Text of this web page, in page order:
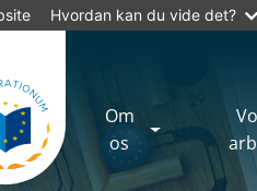
Hvordan kan du vide det?
Om
os